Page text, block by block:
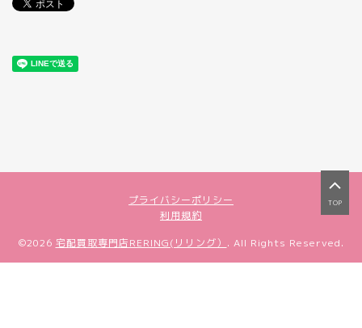
プライバシーポリシー
利用規約
TOP
©2026 宅配買取専門店RERING(リリング） . All Rights Reserved.